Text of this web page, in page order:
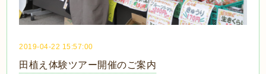
2019-04-22 15:57:00
田植え体験ツアー開催のご案内